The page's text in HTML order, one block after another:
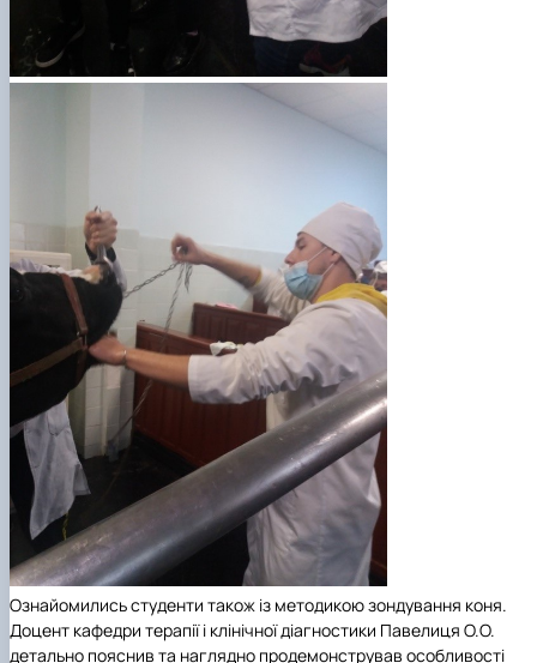
Ознайомились студенти також із методикою зондування коня.
Доцент кафедри терапії і клінічної діагностики Павелиця О.О.
детально пояснив та наглядно продемонстрував особливості